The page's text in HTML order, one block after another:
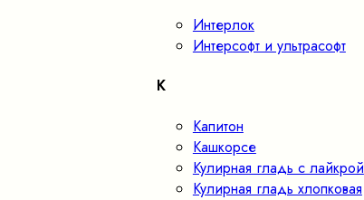
Интерлок
Интерсофт и ультрасофт
К
Капитон
Кашкорсе
Кулирная гладь с лайкрой
Кулирная гладь хлопковая